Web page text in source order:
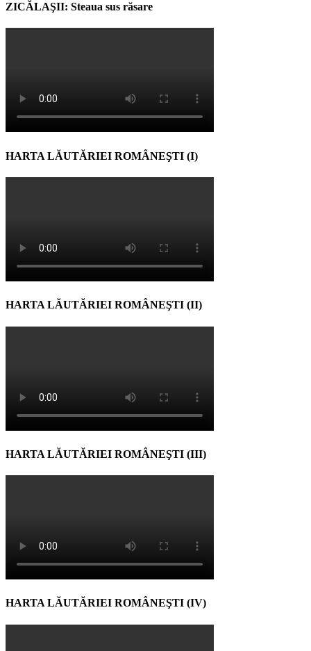
ZICĂLAŞII: Steaua sus răsare
HARTA LĂUTĂRIEI ROMÂNEŞTI (I)
HARTA LĂUTĂRIEI ROMÂNEŞTI (II)
HARTA LĂUTĂRIEI ROMÂNEŞTI (III)
HARTA LĂUTĂRIEI ROMÂNEŞTI (IV)